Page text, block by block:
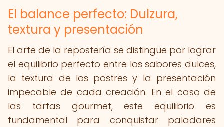
El balance perfecto: Dulzura,
textura y presentación
El arte de la repostería se distingue por lograr
el equilibrio perfecto entre los sabores dulces,
la textura de los postres y la presentación
impecable de cada creación. En el caso de
las tartas gourmet, este equilibrio es
fundamental para conquistar paladares